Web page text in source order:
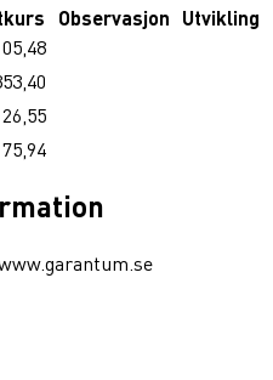
Observasjon Utvikling